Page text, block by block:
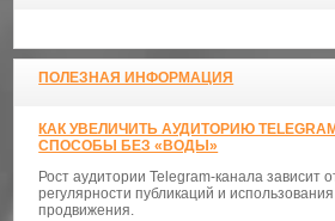
ПОЛЕЗНАЯ ИНФОРМАЦИЯ
КАК УВЕЛИЧИТЬ АУДИТОРИЮ
СПОСОБЫ БЕЗ «ВОДЫ»
Рост аудитории Telegram-канала зависит
регулярности публикаций и
продвижения.